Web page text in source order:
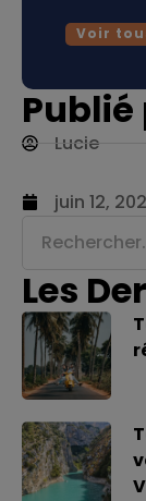
Voir
Publié
Lucie
juin 12,
Les